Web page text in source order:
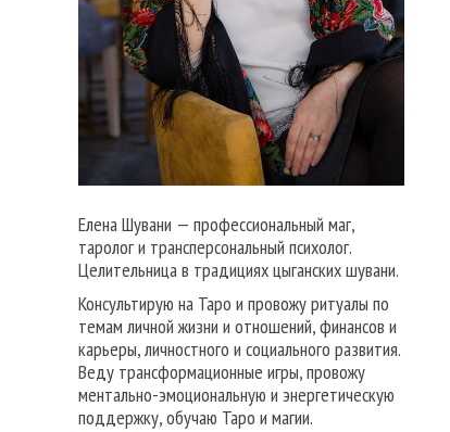
Елена Шувани — профессиональный маг,
таролог и трансперсональный психолог.
Целительница в традициях цыганских шувани.
Консультирую на Таро и провожу ритуалы по
темам личной жизни и отношений, финансов и
карьеры, личностного и социального развития.
Веду трансформационные игры, провожу
ментально-эмоциональную и энергетическую
поддержку, обучаю Таро и магии.